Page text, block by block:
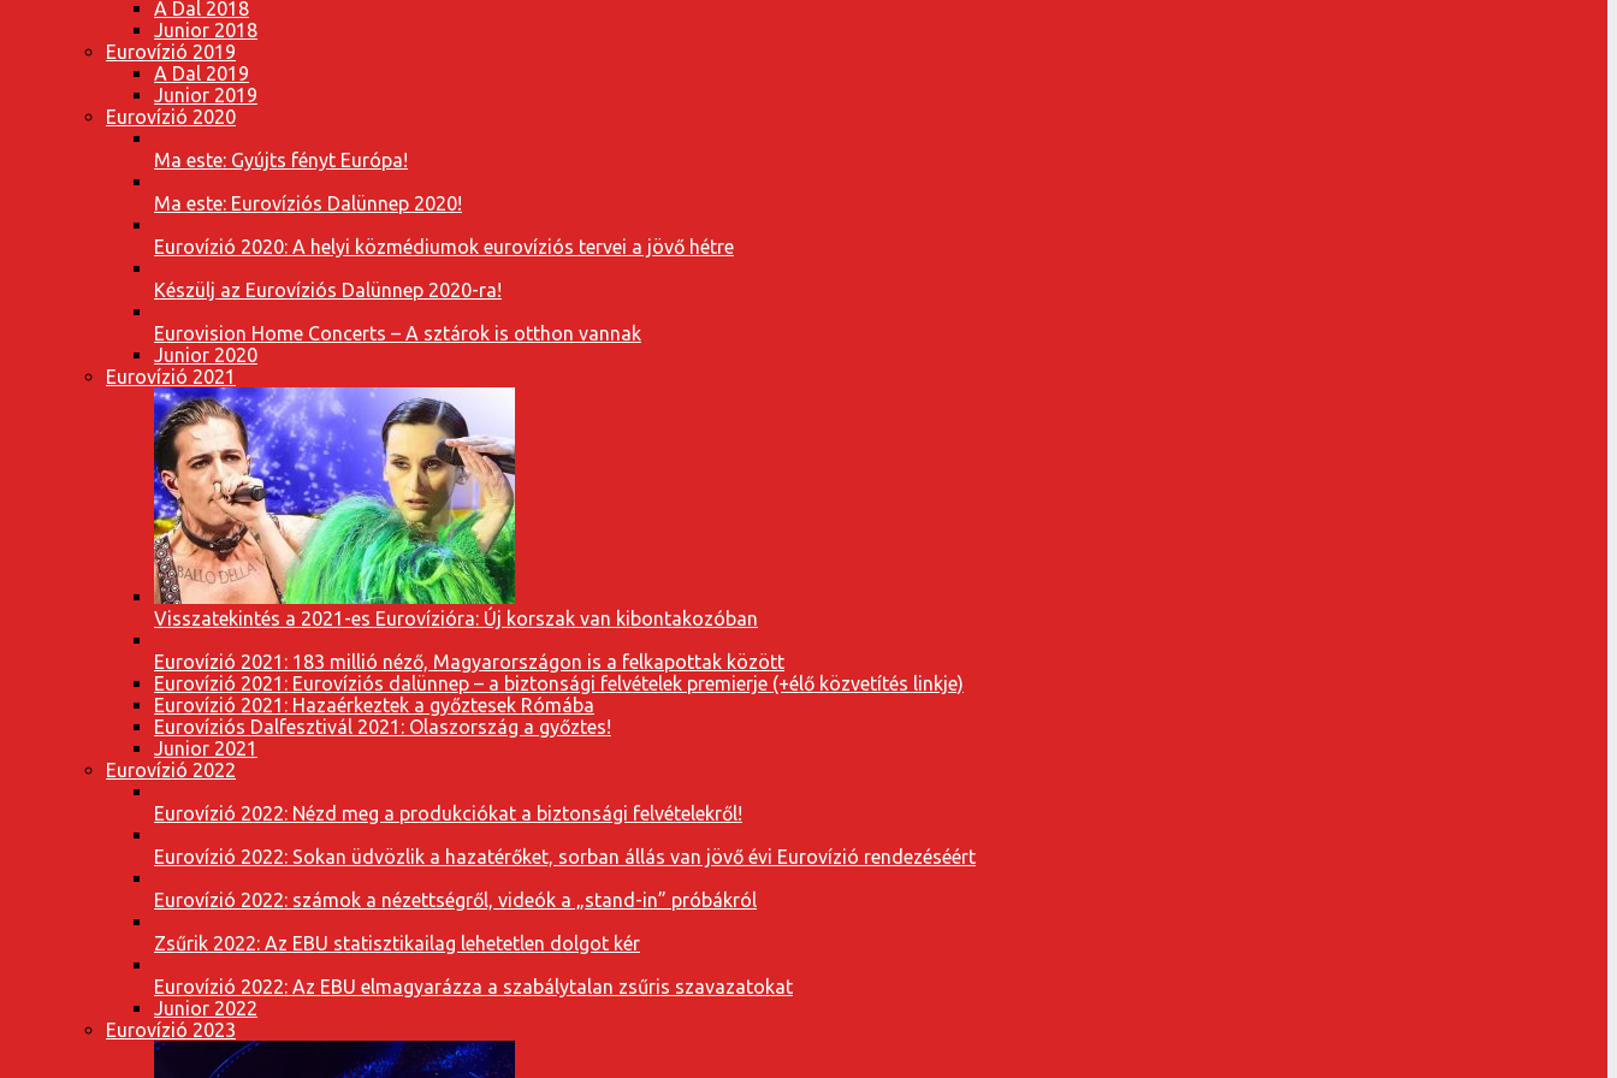
A Dal 2018
Junior 2018
Eurovízió 2019
A Dal 2019
Junior 2019
Eurovízió 2020
Ma este: Gyújts fényt Európa!
Ma este: Eurovíziós Dalünnep 2020!
Eurovízió 2020: A helyi közmédiumok eurovíziós tervei a jövő hétre
Készülj az Eurovíziós Dalünnep 2020-ra!
Eurovision Home Concerts – A sztárok is otthon vannak
Junior 2020
Eurovízió 2021
Visszatekintés a 2021-es Eurovízióra: Új korszak van kibontakozóban
Eurovízió 2021: 183 millió néző, Magyarországon is a felkapottak között
Eurovízió 2021: Eurovíziós dalünnep – a biztonsági felvételek premierje (+élő közvetítés linkje)
Eurovízió 2021: Hazaérkeztek a győztesek Rómába
Eurovíziós Dalfesztivál 2021: Olaszország a győztes!
Junior 2021
Eurovízió 2022
Eurovízió 2022: Nézd meg a produkciókat a biztonsági felvételekről!
Eurovízió 2022: Sokan üdvözlik a hazatérőket, sorban állás van jövő évi Eurovízió rendezéséért
Eurovízió 2022: számok a nézettségről, videók a „stand-in” próbákról
Zsűrik 2022: Az EBU statisztikailag lehetetlen dolgot kér
Eurovízió 2022: Az EBU elmagyarázza a szabálytalan zsűris szavazatokat
Junior 2022
Eurovízió 2023